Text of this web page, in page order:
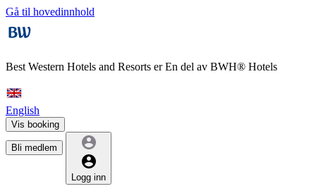
Gå til hovedinnhold
Best Western Hotels and Resorts erEn del av BWH® Hotels
English
Vis booking
Bli medlem
Logg inn